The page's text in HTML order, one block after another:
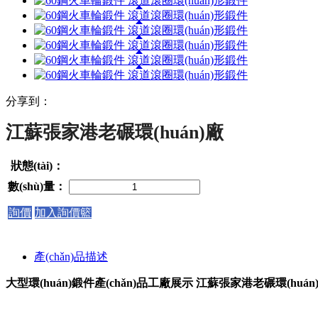
分享到：
江蘇張家港老碾環(huán)廠
狀態(tài)：
數(shù)量：
詢價 加入詢價籃
產(chǎn)品描述
大型環(huán)鍛件產(chǎn)品工廠展示 江蘇張家港老碾環